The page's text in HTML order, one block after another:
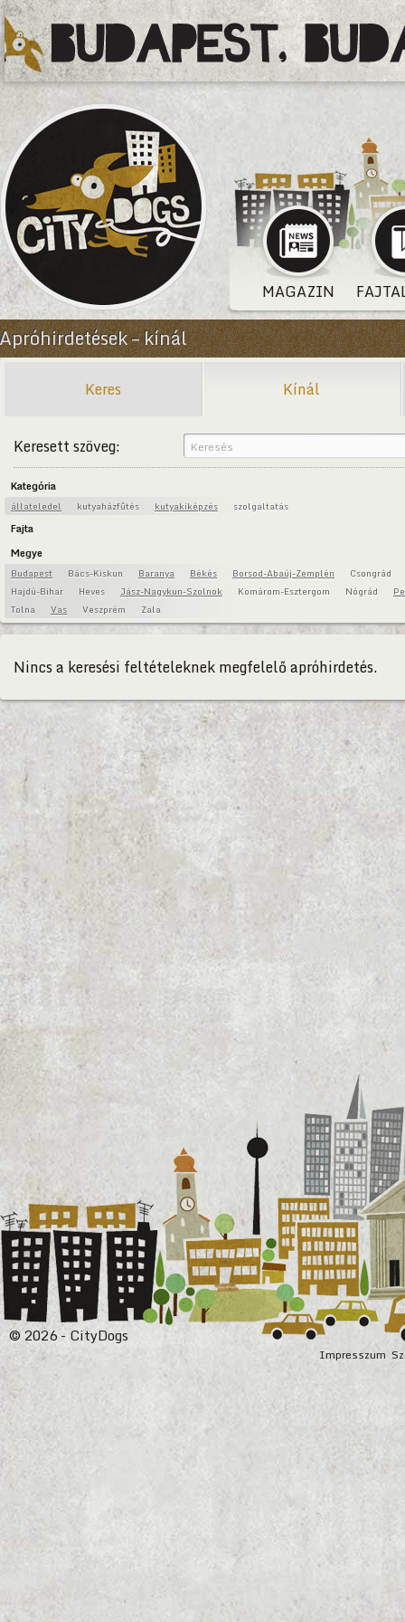
MAGAZIN
Apróhirdetések – kínál
Keres Kínál
Keresett szöveg:
Kategória
állateledel kutyaházfűtés kutyakiképzés szolgaltatás
Fajta
Megye
Budapest Bács-Kiskun Baranya Békés Borsod-Abaúj-Zemplén
Csongrád
Hajdú-Bihar
Heves Jász-Nagykun-Szolnok Komárom-Esztergom Nógrád
Tolna
Vas Veszprém Zala
Nincs a keresési feltételeknek megfelelő apróhirdetés.
Impresszum
© 2026 - CityDogs